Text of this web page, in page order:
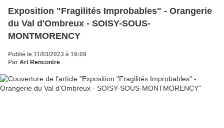
Exposition "Fragilités Improbables" - Orangerie
du Val d'Ombreux - SOISY-SOUS-
MONTMORENCY
Publié le 11/03/2023 à 19:09
Par Art Rencontre